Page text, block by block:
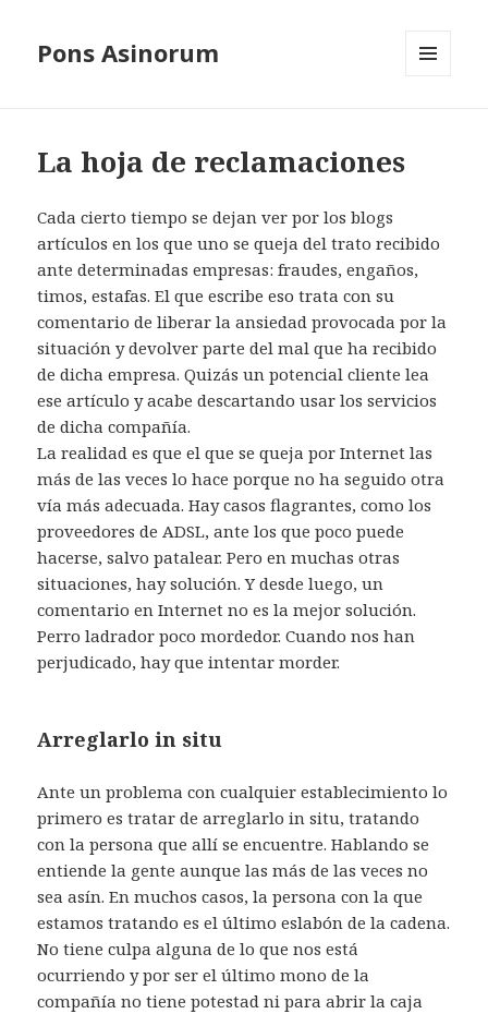
Pons Asinorum
La hoja de reclamaciones
Cada cierto tiempo se dejan ver por los blogs
artículos en los que uno se queja del trato recibido
ante determinadas empresas: fraudes, engaños,
timos, estafas. El que escribe eso trata con su
comentario de liberar la ansiedad provocada por la
situación y devolver parte del mal que ha recibido
de dicha empresa. Quizás un potencial cliente lea
ese artículo y acabe descartando usar los servicios
de dicha compañía.
La realidad es que el que se queja por Internet las
más de las veces lo hace porque no ha seguido otra
vía más adecuada. Hay casos flagrantes, como los
proveedores de ADSL, ante los que poco puede
hacerse, salvo patalear. Pero en muchas otras
situaciones, hay solución. Y desde luego, un
comentario en Internet no es la mejor solución.
Perro ladrador poco mordedor. Cuando nos han
perjudicado, hay que intentar morder.
Arreglarlo in situ
Ante un problema con cualquier establecimiento lo
primero es tratar de arreglarlo in situ, tratando
con la persona que allí se encuentre. Hablando se
entiende la gente aunque las más de las veces no
sea asín. En muchos casos, la persona con la que
estamos tratando es el último eslabón de la cadena.
No tiene culpa alguna de lo que nos está
ocurriendo y por ser el último mono de la
compañía no tiene potestad ni para abrir la caja